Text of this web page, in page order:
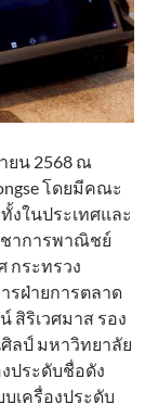
ยน 2568 ณ
โดยมีคณะ
ในประเทศและ
ชาการพาณิชย์
กระทรวง
ฝ่ายการตลาด
สิริเวศมาส รอง
ป์ มหาวิทยาลัย
งประดับชื่อดัง
บเครื่องประดับ